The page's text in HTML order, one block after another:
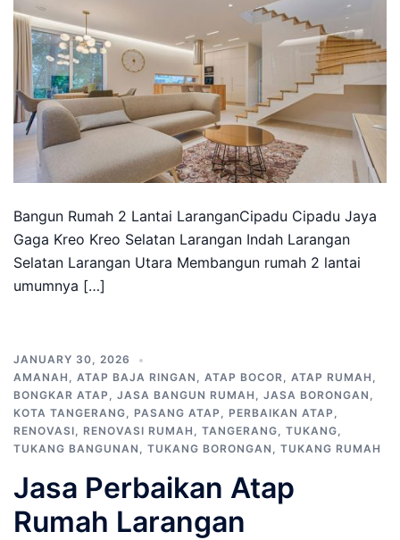
Bangun Rumah 2 Lantai LaranganCipadu Cipadu Jaya
Gaga Kreo Kreo Selatan Larangan Indah Larangan
Selatan Larangan Utara Membangun rumah 2 lantai
umumnya […]
JANUARY 30, 2026
AMANAH , ATAP BAJA RINGAN , ATAP BOCOR, ATAP RUMAH ,
BONGKAR ATAP , JASA BANGUN RUMAH , JASA BORONGAN ,
KOTA TANGERANG, PASANG ATAP , PERBAIKAN ATAP ,
RENOVASI, RENOVASI RUMAH , TANGERANG, TUKANG,
TUKANG BANGUNAN , TUKANG BORONGAN , TUKANG RUMAH
Jasa Perbaikan Atap
Rumah Larangan